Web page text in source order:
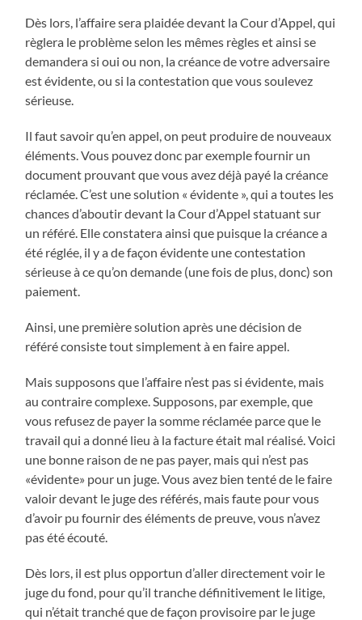
Dès lors, l’affaire sera plaidée devant la Cour d’Appel, qui
règlera le problème selon les mêmes règles et ainsi se
demandera si oui ou non, la créance de votre adversaire
est évidente, ou si la contestation que vous soulevez
sérieuse.
Il faut savoir qu’en appel, on peut produire de nouveaux
éléments. Vous pouvez donc par exemple fournir un
document prouvant que vous avez déjà payé la créance
réclamée. C’est une solution « évidente », qui a toutes les
chances d’aboutir devant la Cour d’Appel statuant sur
un référé. Elle constatera ainsi que puisque la créance a
été réglée, il y a de façon évidente une contestation
sérieuse à ce qu’on demande (une fois de plus, donc) son
paiement.
Ainsi, une première solution après une décision de
référé consiste tout simplement à en faire appel.
Mais supposons que l’affaire n’est pas si évidente, mais
au contraire complexe. Supposons, par exemple, que
vous refusez de payer la somme réclamée parce que le
travail qui a donné lieu à la facture était mal réalisé. Voici
une bonne raison de ne pas payer, mais qui n’est pas
«évidente» pour un juge. Vous avez bien tenté de le faire
valoir devant le juge des référés, mais faute pour vous
d’avoir pu fournir des éléments de preuve, vous n’avez
pas été écouté.
Dès lors, il est plus opportun d’aller directement voir le
juge du fond, pour qu’il tranche définitivement le litige,
qui n’était tranché que de façon provisoire par le juge